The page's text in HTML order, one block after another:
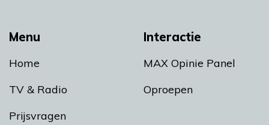
Menu
Home
TV & Radio
Prijsvragen
Interactie
MAX Opinie Panel
Oproepen